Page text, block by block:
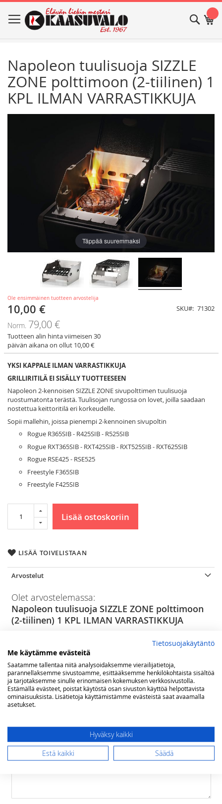
to
Content
Haku
Napoleon tuulisuoja SIZZLE
ZONE polttimoon (2-tiilinen) 1
KPL ILMAN VARRASTIKKUJA
Ole ensimmäinen tuotteen arvostelija
Tarjoushinta
10,00 €
Norm. 79,00 €
Tuotteen alin hinta viimeisen 30
päivän aikana on ollut 10,00 €
SKU 71302
YKSI KAPPALE ILMAN VARRASTIKKUJA
GRILLIRITILÄ EI SISÄLLY TUOTTEESEEN
Napoleon 2-kennoisen SIZZLE ZONE sivupolttimen tuulisuoja
ruostumatonta terästä. Tuulisojan rungossa on lovet, joilla saadaan
nostettua keittoritilä eri korkeudelle.
Sopii mallehin, joissa pienempi 2-kennoinen sivupoltin
Rogue R365SIB - R425SIB - R525SIB
Rogue RXT365SIB - RXT425SIB - RXT525SIB - RXT625SIB
Rogue RSE425 - RSE525
Freestyle F365SIB
Freestyle F425SIB
Lisää ostoskoriin
LISÄÄ TOIVELISTAAN
Täppää suuremmaksi
Arvostelut
Olet arvostelemassa:
Napoleon tuulisuoja SIZZLE ZONE polttimoon
(2-tiilinen) 1 KPL ILMAN VARRASTIKKUJA
Rating
1
star
2
stars
3
stars
4
stars
5
stars
Nimimerkki
Tietosuojakäytäntö
Me käytämme evästeitä
Saatamme tallentaa niitä analysoidaksemme vierailijatietoja,
parannellaksemme sivustoamme, esittääksemme henkilökohtaista sisältöä
ja tarjotaksemme sinulle erinomaisen kokemuksen verkkosivustolla.
Estämällä evästeet, poistat käytöstä osan sivuston käyttöä helpottavista
ominaisuuksista. Lisätietoja käyttämistämme evästeistä saat avaamalla
asetukset.
Hyväksy kaikki
Estä kaikki Säädä